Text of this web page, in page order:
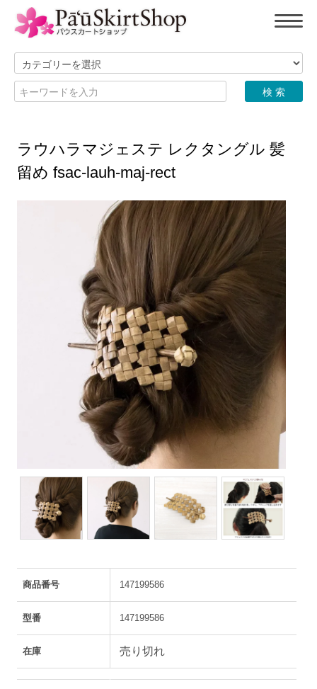
ラウハラマジェステ レクタングル 髪
留め fsac-lauh-maj-rect
商品番号 147199586
型番 147199586
在庫 売り切れ